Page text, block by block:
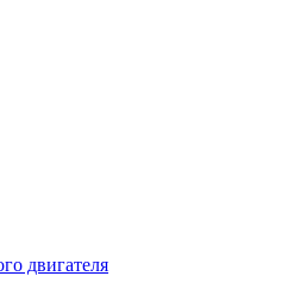
двигателя